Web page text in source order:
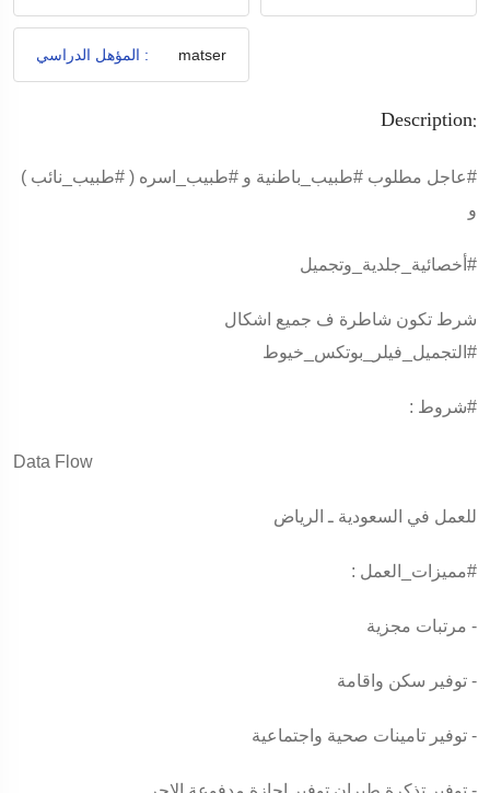
المؤهل الدراسي : matser
Description:
#عاجل مطلوب #طبيب_باطنية و #طبيب_اسره ( #طبيب_نائب )
و
#أخصائية_جلدية_وتجميل
شرط تكون شاطرة ف جميع اشكال
#التجميل_فيلر_بوتكس_خيوط
#شروط :
Data Flow
للعمل في السعودية ـ الرياض
#مميزات_العمل :
- مرتبات مجزية
- توفير سكن واقامة
- توفير تامينات صحية واجتماعية